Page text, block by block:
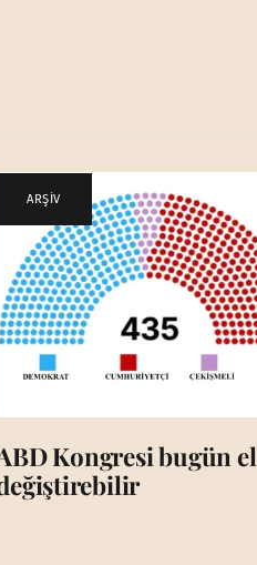
ARŞİV
Kongresi bugün el